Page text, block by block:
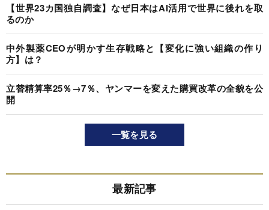
【世界23カ国独自調査】なぜ日本はAI活用で世界に後れを取
るのか
中外製薬CEOが明かす生存戦略と【変化に強い組織の作り
方】は？
立替精算率25％→7％、ヤンマーを変えた購買改革の全貌を公
開
一覧を見る
最新記事